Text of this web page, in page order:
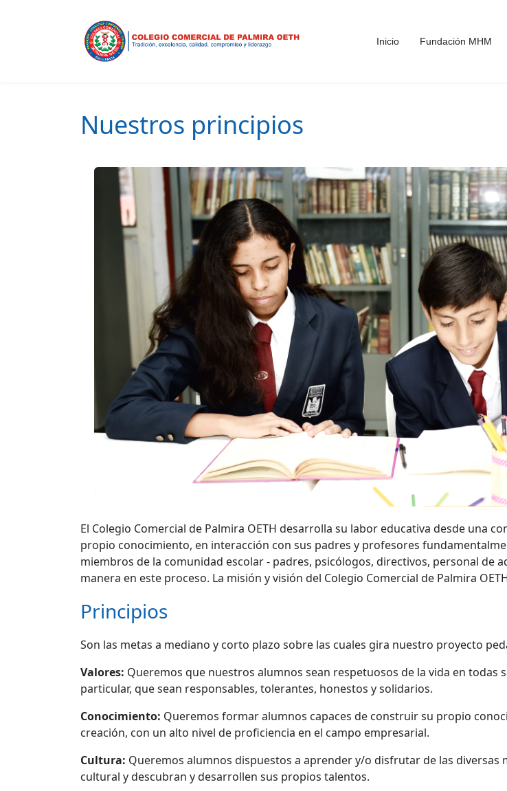
Inicio Fundación MHM
Nuestros principios
El Colegio Comercial de Palmira OETH desarrolla su labor educativa desde una
propio conocimiento, en interacción con sus padres y profesores
miembros de la comunidad escolar - padres, psicólogos, directivos, personal de
manera en este proceso. La misión y visión del Colegio Comercial de Palmira
Principios
Son las metas a mediano y corto plazo sobre las cuales gira nuestro proyecto
Valores: Queremos que nuestros alumnos sean respetuosos de la vida en todas
particular, que sean responsables, tolerantes, honestos y solidarios.
Conocimiento: Queremos formar alumnos capaces de construir su propio
creación, con un alto nivel de proficiencia en el campo empresarial.
Cultura: Queremos alumnos dispuestos a aprender y/o disfrutar de las
cultural y descubran y desarrollen sus propios talentos.